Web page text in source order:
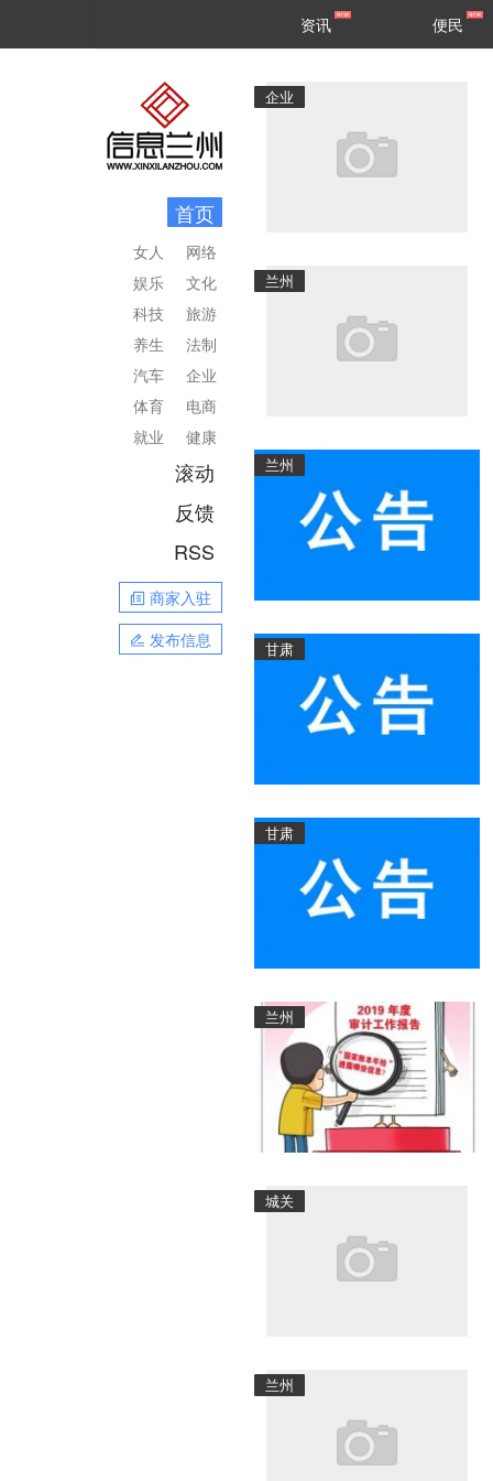
区县
资讯 便民
首页
网络
文化
旅游
法制
企业
电商
健康
女人
娱乐
科技
养生
汽车
体育
就业
滚动
反馈
RSS
商家入驻
发布信息
企业
兰州
兰州
甘肃
甘肃
兰州
城关
兰州